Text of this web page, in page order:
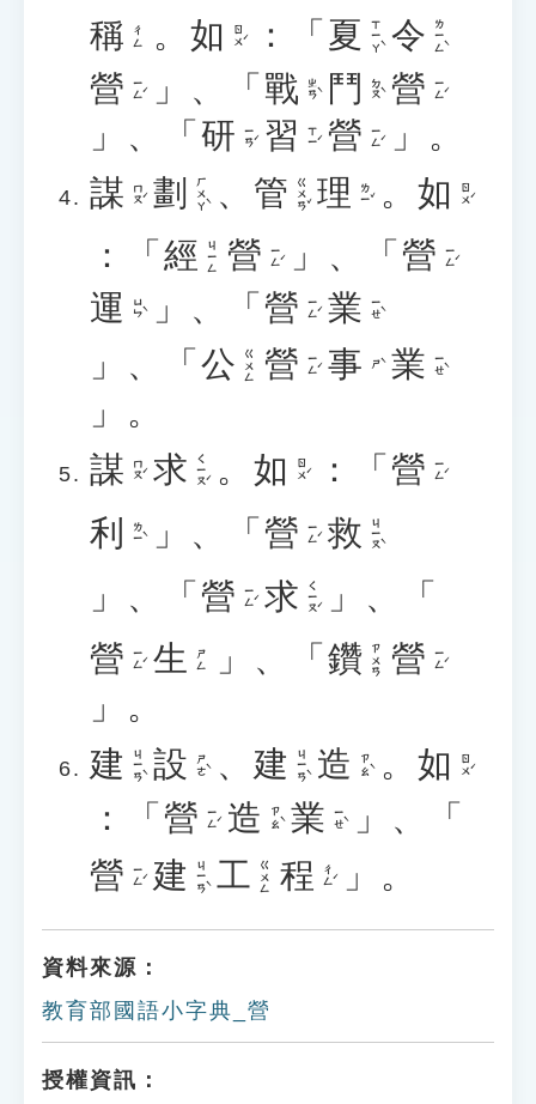
稱 ㄔㄥ 。 如 ㄖㄨˊ ：「 夏 ㄒㄧㄚˋ 令 ㄌㄧㄥˋ
營 ㄧㄥˊ 」、「 戰 ㄓㄢˋ 鬥 ㄉㄡˋ 營 ㄧㄥˊ
」、「 研 ㄧㄢˊ 習 ㄒㄧˊ 營 ㄧㄥˊ
」。
謀 ㄇㄡˊ 劃 ㄏㄨㄚˋ 、 管 ㄍㄨㄢˇ 理 ㄌㄧˇ 。 如 ㄖㄨˊ
：「 經 ㄐㄧㄥ 營 ㄧㄥˊ 」、「 營 ㄧㄥˊ
運 ㄩㄣˋ 」、「 營 ㄧㄥˊ 業 ㄧㄝˋ
」、「 公 ㄍㄨㄥ 營 ㄧㄥˊ 事 ㄕˋ 業 ㄧㄝˋ
」。
謀 ㄇㄡˊ 求 ㄑㄧㄡˊ 。 如 ㄖㄨˊ ：「 營 ㄧㄥˊ
利 ㄌㄧˋ 」、「 營 ㄧㄥˊ 救 ㄐㄧㄡˋ
」、「 營 ㄧㄥˊ 求 ㄑㄧㄡˊ
」、「
營 ㄧㄥˊ 生 ㄕㄥ 」、「 鑽 ㄗㄨㄢ 營 ㄧㄥˊ
」。
建 ㄐㄧㄢˋ 設 ㄕㄜˋ 、 建 ㄐㄧㄢˋ 造 ㄗㄠˋ 。 如 ㄖㄨˊ
：「 營 ㄧㄥˊ 造 ㄗㄠˋ 業 ㄧㄝˋ
」、「
營 ㄧㄥˊ 建 ㄐㄧㄢˋ 工 ㄍㄨㄥ 程 ㄔㄥˊ 」。
資料來源：
教育部國語小字典_營
授權資訊：